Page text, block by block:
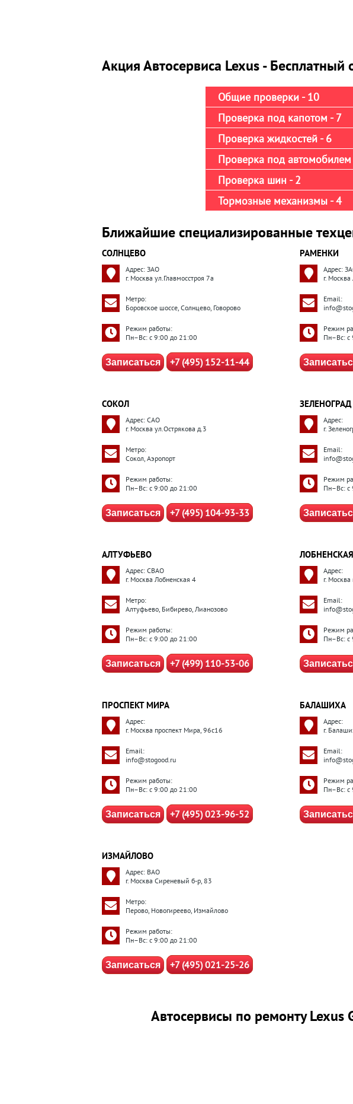
Акция Автосервиса Lexus -
Общие проверки - 10
Проверка под капотом - 7
Проверка жидкостей - 6
Проверка под
Проверка шин - 2
Тормозные механизмы - 4
Ближайшие специализированные
СОЛНЦЕВО
Адрес: ЗАО
г. Москва ул.Главмосстроя 7а
Метро:
Боровское шоссе, Солнцево, Говорово
Режим работы:
Пн–Вс: с 9:00 до 21:00
Записаться +7 (495) 152-11-44
РАМЕНКИ
Адрес:
г.
Email:
Режим
Пн–Вс: с
СОКОЛ
Адрес: САО
г. Москва ул.Острякова д.3
Метро:
Сокол, Аэропорт
Режим работы:
Пн–Вс: с 9:00 до 21:00
Записаться +7 (495) 104-93-33
ЗЕЛЕНОГРАД
Адрес:
г.
Email:
Режим
Пн–Вс: с
АЛТУФЬЕВО
Адрес: СВАО
г. Москва Лобненская 4
Метро:
Алтуфьево, Бибирево, Лианозово
Режим работы:
Пн–Вс: с 9:00 до 21:00
Записаться +7 (499) 110-53-06
ЛОБНЕНСКАЯ
Адрес:
г.
Email:
Режим
Пн–Вс: с
ПРОСПЕКТ МИРА
Адрес:
г. Москва проспект Мира, 96с16
Email:
info@stogood.ru
Режим работы:
Пн–Вс: с 9:00 до 21:00
Записаться +7 (495) 023-96-52
БАЛАШИХА
Адрес:
г.
Email:
Режим
Пн–Вс: с
ИЗМАЙЛОВО
Адрес: ВАО
г. Москва Сиреневый б-р, 83
Метро:
Перово, Новогиреево, Измайлово
Режим работы:
Пн–Вс: с 9:00 до 21:00
Записаться +7 (495) 021-25-26
Автосервисы по ремонту